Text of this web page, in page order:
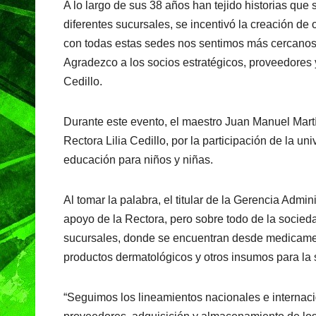
c
e
b
o
k
at
s
A
e
gr
a
t
A lo largo de sus 38 años han tejido historias
diferentes sucursales, se incentivó la creación de
con todas estas sedes nos sentimos más
Agradezco a los socios estratégicos,
Cedillo.
Durante este evento, el maestro Juan Manuel
Rectora Lilia Cedillo, por la participación de la
educación para niños y niñas.
Al tomar la palabra, el titular de la Gerencia
apoyo de la Rectora, pero sobre todo de la
sucursales, donde se encuentran desde
productos dermatológicos y otros insumos para la
“Seguimos los lineamientos nacionales e